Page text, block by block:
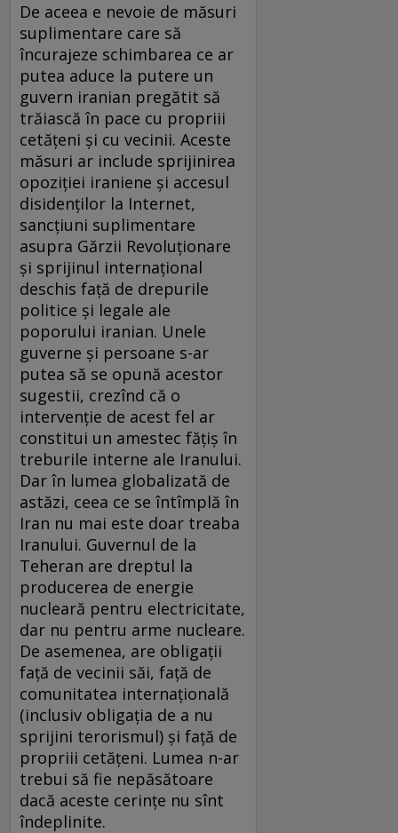
De aceea e nevoie de măsuri
suplimentare care să
încurajeze schimbarea ce ar
putea aduce la putere un
guvern iranian pregătit să
trăiască în pace cu propriii
cetăţeni şi cu vecinii. Aceste
măsuri ar include sprijinirea
opoziţiei iraniene şi accesul
disidenţilor la Internet,
sancţiuni suplimentare
asupra Gărzii Revoluţionare
şi sprijinul internaţional
deschis faţă de drepurile
politice şi legale ale
poporului iranian. Unele
guverne şi persoane s-ar
putea să se opună acestor
sugestii, crezînd că o
intervenţie de acest fel ar
constitui un amestec făţiş în
treburile interne ale Iranului.
Dar în lumea globalizată de
astăzi, ceea ce se întîmplă în
Iran nu mai este doar treaba
Iranului. Guvernul de la
Teheran are dreptul la
producerea de energie
nucleară pentru electricitate,
dar nu pentru arme nucleare.
De asemenea, are obligaţii
faţă de vecinii săi, faţă de
comunitatea internaţională
(inclusiv obligaţia de a nu
sprijini terorismul) şi faţă de
propriii cetăţeni. Lumea n-ar
trebui să fie nepăsătoare
dacă aceste cerinţe nu sînt
îndeplinite.